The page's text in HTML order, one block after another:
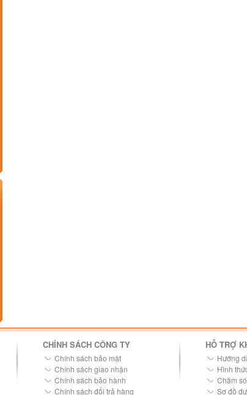
CHÍNH SÁCH CÔNG TY
Chính sách bảo mật
Chính sách giao nhận
Chính sách bảo hành
Chính sách đổi trả hàng
HỖ TRỢ
Hướng
Hình
Chăm
Sơ đồ